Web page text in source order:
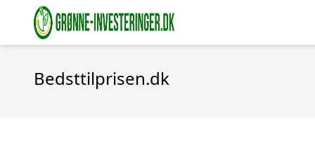
Bedsttilprisen.dk